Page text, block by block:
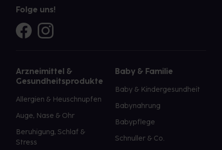
Folge uns!
Arzneimittel &
Gesundheitsprodukte
Allergien & Heuschnupfen
Auge, Nase & Ohr
Beruhigung, Schlaf &
Stress
Baby & Familie
Baby & Kindergesundheit
Babynahrung
Babypflege
Schnuller & Co.